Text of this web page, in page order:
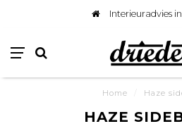
Interieuradvies
Home Haze
HAZE